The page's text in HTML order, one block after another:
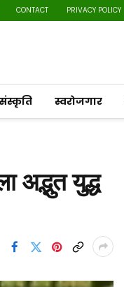
CONTACT PRIVACY POLICY
स्वरोजगार
अद्भुत युद्ध